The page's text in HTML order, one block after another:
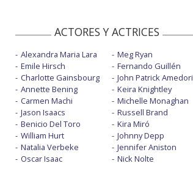
ACTORES Y ACTRICES
Alexandra Maria Lara
Emile Hirsch
Charlotte Gainsbourg
Annette Bening
Carmen Machi
Jason Isaacs
Benicio Del Toro
William Hurt
Natalia Verbeke
Oscar Isaac
Meg Ryan
Fernando Guillén
John Patrick Amedori
Keira Knightley
Michelle Monaghan
Russell Brand
Kira Miró
Johnny Depp
Jennifer Aniston
Nick Nolte